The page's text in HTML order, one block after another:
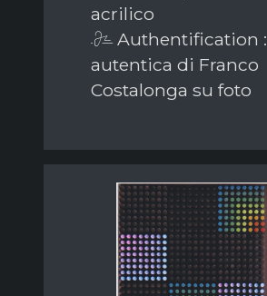
acrilico
Authentification :
autentica di Franco
Costalonga su foto